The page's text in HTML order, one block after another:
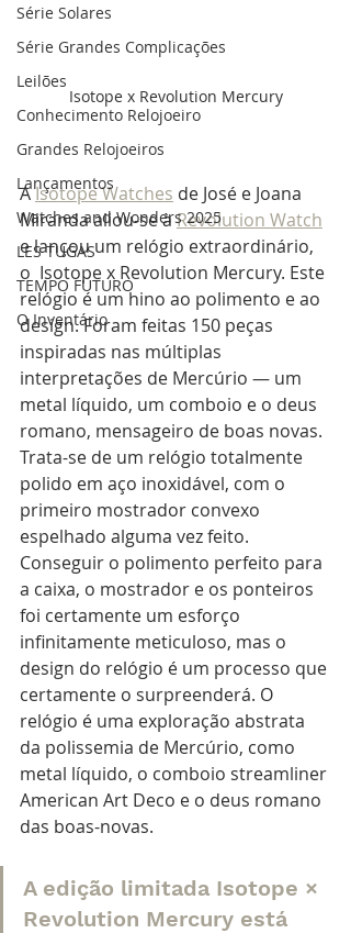
Série Solares
Série Grandes Complicações
Leilões
Conhecimento Relojoeiro
Grandes Relojoeiros
Lançamentos
Watches and Wonders 2025
LES TUGAS
TEMPO FUTURO
O Inventário
Isotope x Revolution Mercury
AIsotope Watches de José e Joana
Miranda aliou-se à Revolution Watch
e lançou um relógio extraordinário,
o  Isotope x Revolution Mercury. Este
relógio é um hino ao polimento e ao
design. Foram feitas 150 peças
inspiradas nas múltiplas
interpretações de Mercúrio — um
metal líquido, um comboio e o deus
romano, mensageiro de boas novas.
Trata-se de um relógio totalmente
polido em aço inoxidável, com o
primeiro mostrador convexo
espelhado alguma vez feito.
Conseguir o polimento perfeito para
a caixa, o mostrador e os ponteiros
foi certamente um esforço
infinitamente meticuloso, mas o
design do relógio é um processo que
certamente o surpreenderá. O
relógio é uma exploração abstrata
da polissemia de Mercúrio, como
metal líquido, o comboio streamliner
American Art Deco e o deus romano
das boas-novas.
A edição limitada Isotope ×
Revolution Mercury está